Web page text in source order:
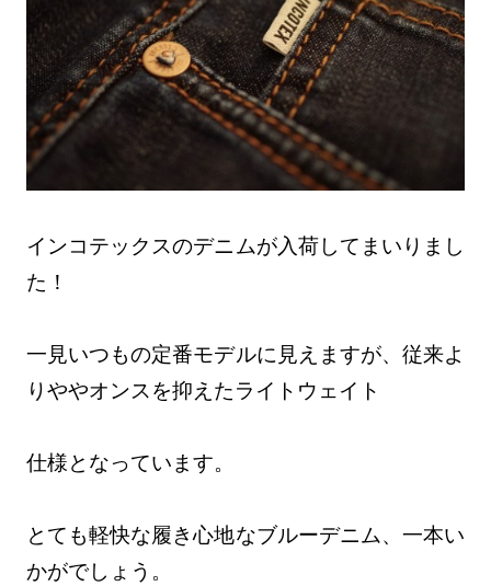
インコテックスのデニムが入荷してまいりまし
た！
一見いつもの定番モデルに見えますが、従来よ
りややオンスを抑えたライトウェイト
仕様となっています。
とても軽快な履き心地なブルーデニム、一本い
かがでしょう。